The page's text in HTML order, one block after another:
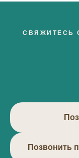
СВЯЖИТЕСЬ
Позвонить